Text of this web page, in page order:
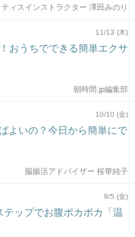
ティスインストラクター 澤田みのり
11/13 (木)
おうちでできる簡単エクサ
朝時間.jp編集部
10/10 (金)
よいの？今日から簡単にで
脳腸活アドバイザー 桜華純子
9/5 (金)
ップでお腹ポカポカ「温